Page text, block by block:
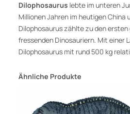
S
a
f
a
r
L
Dilophosaurus lebte im unteren
Millionen Jahren im heutigen China
Dilophosaurus zählte zu den ersten
fressenden Dinosauriern. Mit einer
Dilophosaurus mit rund 500 kg
Ähnliche Produkte